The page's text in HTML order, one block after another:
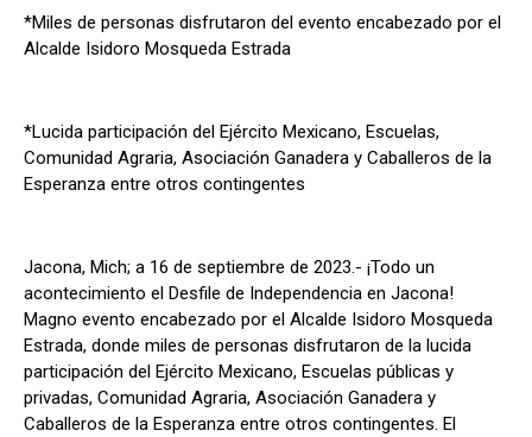
*Miles de personas disfrutaron del evento encabezado por el
Alcalde Isidoro Mosqueda Estrada
*Lucida participación del Ejército Mexicano, Escuelas,
Comunidad Agraria, Asociación Ganadera y Caballeros de la
Esperanza entre otros contingentes
Jacona, Mich; a 16 de septiembre de 2023.- ¡Todo un
acontecimiento el Desfile de Independencia en Jacona!
Magno evento encabezado por el Alcalde Isidoro Mosqueda
Estrada, donde miles de personas disfrutaron de la lucida
participación del Ejército Mexicano, Escuelas públicas y
privadas, Comunidad Agraria, Asociación Ganadera y
Caballeros de la Esperanza entre otros contingentes. El